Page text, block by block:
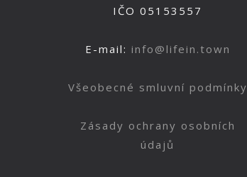
IČO 05153557
E-mail: info@lifein.town
Všeobecné smluvní podmínky
Zásady ochrany osobních
údajů